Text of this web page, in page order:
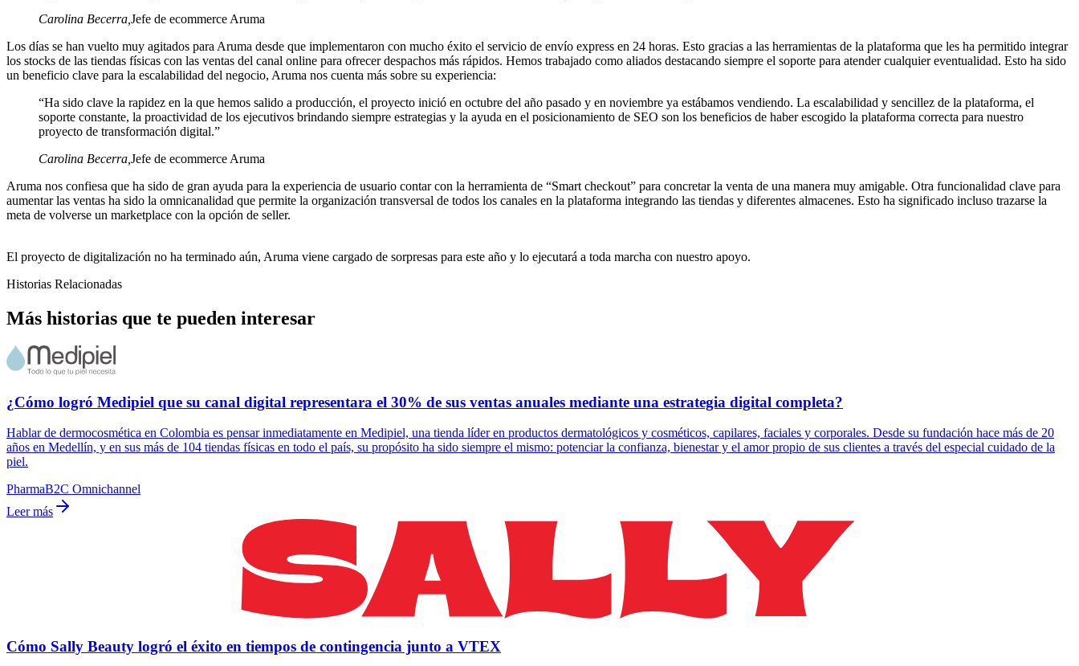
Carolina Becerra Jefe de ecommerce Aruma
Los días se han vuelto muy agitados para Aruma desde que implementaron con mucho éxito el servicio de envío express en 24 horas. Esto gracias a las herramientas de la plataforma que les ha permitido integrar
los stocks de las tiendas físicas con las ventas del canal online para ofrecer despachos más rápidos. Hemos trabajado como aliados destacando siempre el soporte para atender cualquier eventualidad. Esto ha sido
un beneficio clave para la escalabilidad del negocio, Aruma nos cuenta más sobre su experiencia:
“Ha sido clave la rapidez en la que hemos salido a producción, el proyecto inició en octubre del año pasado y en noviembre ya estábamos vendiendo. La escalabilidad y sencillez de la plataforma, el
soporte constante, la proactividad de los ejecutivos brindando siempre estrategias y la ayuda en el posicionamiento de SEO son los beneficios de haber escogido la plataforma correcta para nuestro
proyecto de transformación digital.”
Carolina Becerra Jefe de ecommerce Aruma
Aruma nos confiesa que ha sido de gran ayuda para la experiencia de usuario contar con la herramienta de “Smart checkout” para concretar la venta de una manera muy amigable. Otra funcionalidad clave para
aumentar las ventas ha sido la omnicanalidad que permite la organización transversal de todos los canales en la plataforma integrando las tiendas y diferentes almacenes. Esto ha significado incluso trazarse la
meta de volverse un marketplace con la opción de seller.
El proyecto de digitalización no ha terminado aún, Aruma viene cargado de sorpresas para este año y lo ejecutará a toda marcha con nuestro apoyo.
Historias Relacionadas
Más historias que te pueden interesar
¿Cómo logró Medipiel que su canal digital representara el 30% de sus ventas anuales mediante una estrategia digital completa?
Hablar de dermocosmética en Colombia es pensar inmediatamente en Medipiel, una tienda líder en productos dermatológicos y cosméticos, capilares, faciales y corporales. Desde su fundación hace más de 20
años en Medellín, y en sus más de 104 tiendas físicas en todo el país, su propósito ha sido siempre el mismo: potenciar la confianza, bienestar y el amor propio de sus clientes a través del especial cuidado de la
piel.
PharmaB2C Omnichannel
Leer más
Cómo Sally Beauty logró el éxito en tiempos de contingencia junto a VTEX